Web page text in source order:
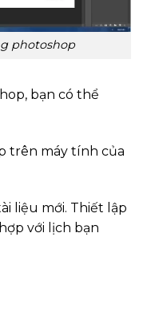
photoshop
bạn có thể
trên máy tính của
liệu mới. Thiết lập
với lịch bạn